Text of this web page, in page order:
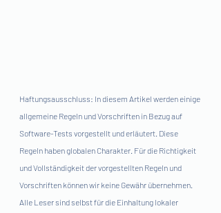
Haftungsausschluss: In diesem Artikel werden einige
allgemeine Regeln und Vorschriften in Bezug auf
Software-Tests vorgestellt und erläutert. Diese
Regeln haben globalen Charakter. Für die Richtigkeit
und Vollständigkeit der vorgestellten Regeln und
Vorschriften können wir keine Gewähr übernehmen.
Alle Leser sind selbst für die Einhaltung lokaler